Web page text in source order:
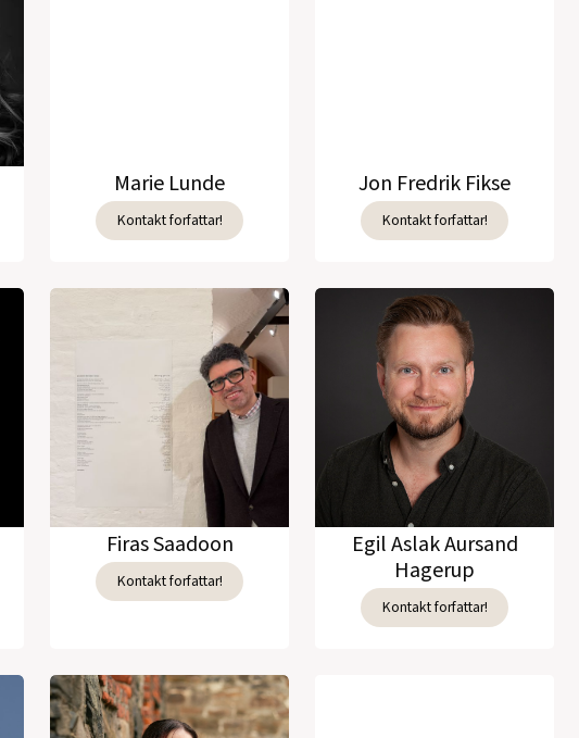
Marie Lunde
Kontakt forfattar!
Jon Fredrik Fikse
Kontakt forfattar!
Firas Saadoon
Kontakt forfattar!
Egil Aslak Aursand
Hagerup
Kontakt forfattar!